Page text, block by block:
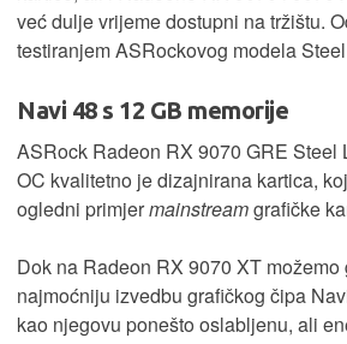
već dulje vrijeme dostupni na tržištu.
testiranjem ASRockovog modela
Navi 48 s 12 GB memorije
ASRock Radeon RX 9070 GRE Steel
OC kvalitetno je dizajnirana kartica,
ogledni primjermainstreamgrafičke
Dok na Radeon RX 9070 XT
najmoćniju izvedbu grafičkog čipa
kao njegovu ponešto oslabljenu, ali